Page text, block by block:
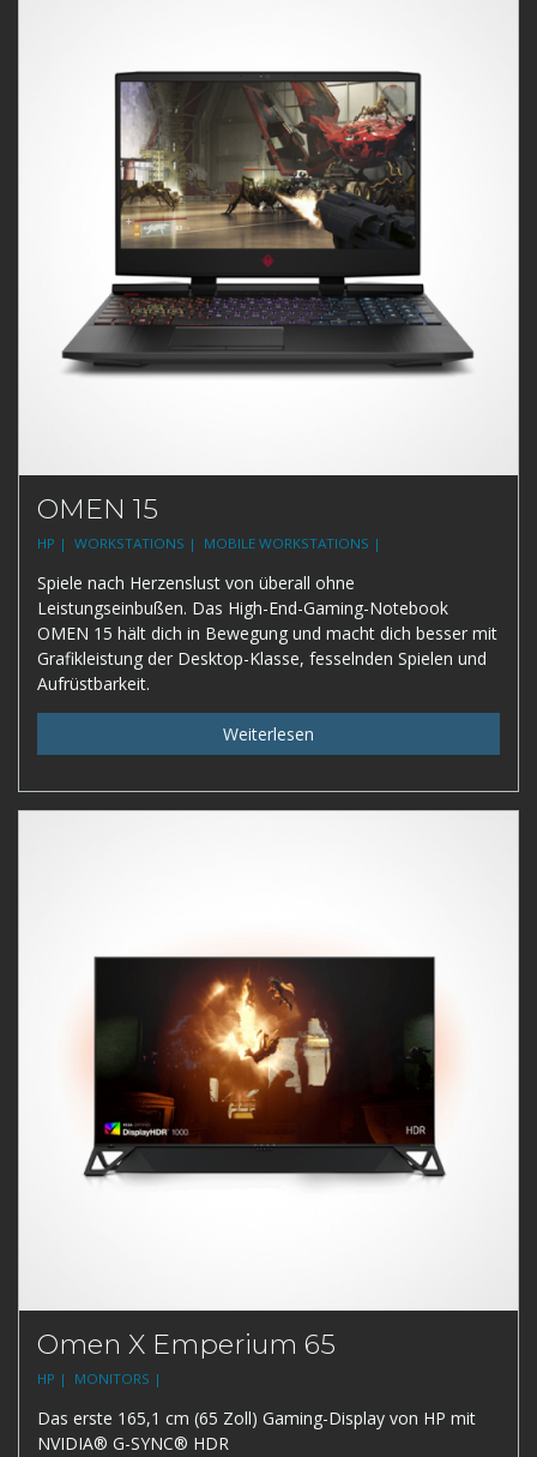
OMEN 15
HP | WORKSTATIONS | MOBILE WORKSTATIONS |
Spiele nach Herzenslust von überall ohne
Leistungseinbußen. Das High-End-Gaming-Notebook
OMEN 15 hält dich in Bewegung und macht dich besser mit
Grafikleistung der Desktop-Klasse, fesselnden Spielen und
Aufrüstbarkeit.
Weiterlesen
Omen X Emperium 65
HP | MONITORS |
Das erste 165,1 cm (65 Zoll) Gaming-Display von HP mit
NVIDIA® G-SYNC® HDR